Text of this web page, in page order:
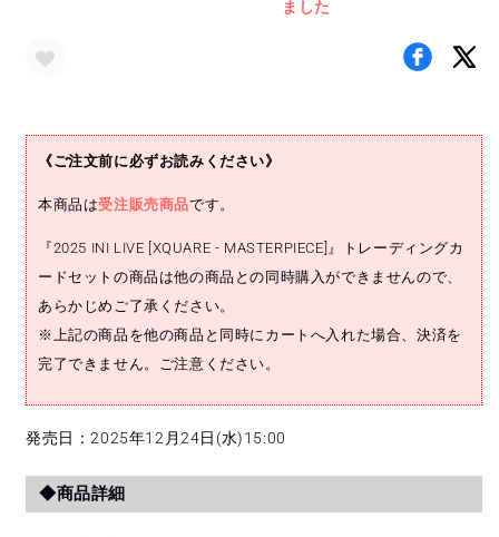
ン
ド
セ
ト
(田
島
将
吾)
2025
INI
[XQUARE
-
ド
セ
ト
(田
島
将
吾)
2025
INI
[XQUARE
ました
《ご注文前に必ずお読みください》
本商品は受注販売商品です。
『2025 INI LIVE [XQUARE - MASTERPIECE]』トレーディングカ
ードセットの商品は他の商品との同時購入ができませんので、
あらかじめご了承ください。
※上記の商品を他の商品と同時にカートへ入れた場合、決済を
完了できません。ご注意ください。
発売日：2025年12月24日(水)15:00
◆商品詳細